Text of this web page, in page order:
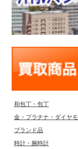
和包丁・包丁
金・プラチナ・ダイヤ
ブランド品
時計・腕時計